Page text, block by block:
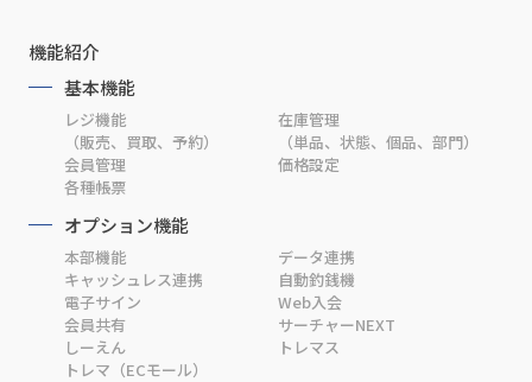
機能紹介
基本機能
レジ機能
（販売、買取、予約）
在庫管理
（単品、状態、個品、部門）
会員管理
価格設定
各種帳票
オプション機能
本部機能
データ連携
キャッシュレス連携
自動釣銭機
電子サイン
Web入会
会員共有
サーチャーNEXT
しーえん
トレマス
トレマ（ECモール）